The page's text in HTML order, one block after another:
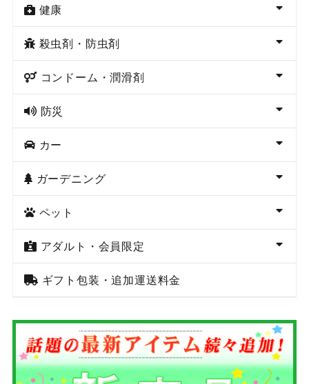
健康
殺虫剤・防虫剤
コンドーム・潤滑剤
防災
カー
ガーデニング
ペット
アダルト・会員限定
ギフト包装・追加運送料金